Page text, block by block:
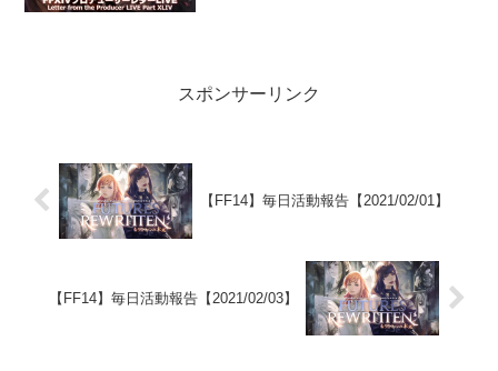
スポンサーリンク
【FF14】毎日活動報告【2021/02/01】
【FF14】毎日活動報告【2021/02/03】